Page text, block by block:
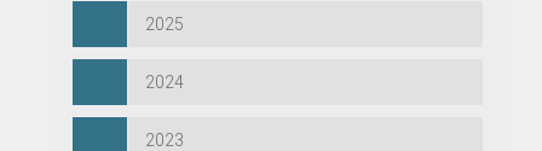
2025
2024
2023